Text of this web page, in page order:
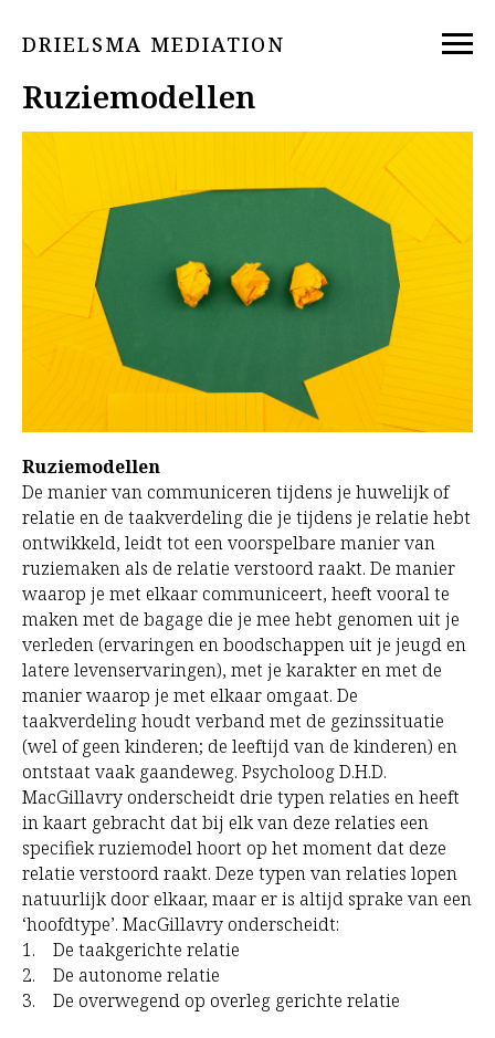
DRIELSMA MEDIATION
Ruziemodellen
Ruziemodellen
De manier van communiceren tijdens je huwelijk of
relatie en de taakverdeling die je tijdens je relatie hebt
ontwikkeld, leidt tot een voorspelbare manier van
ruziemaken als de relatie verstoord raakt. De manier
waarop je met elkaar communiceert, heeft vooral te
maken met de bagage die je mee hebt genomen uit je
verleden (ervaringen en boodschappen uit je jeugd en
latere levenservaringen), met je karakter en met de
manier waarop je met elkaar omgaat. De
taakverdeling houdt verband met de gezinssituatie
(wel of geen kinderen; de leeftijd van de kinderen) en
ontstaat vaak gaandeweg. Psycholoog D.H.D.
MacGillavry onderscheidt drie typen relaties en heeft
in kaart gebracht dat bij elk van deze relaties een
specifiek ruziemodel hoort op het moment dat deze
relatie verstoord raakt. Deze typen van relaties lopen
natuurlijk door elkaar, maar er is altijd sprake van een
‘hoofdtype’. MacGillavry onderscheidt:
1. De taakgerichte relatie
2. De autonome relatie
3. De overwegend op overleg gerichte relatie